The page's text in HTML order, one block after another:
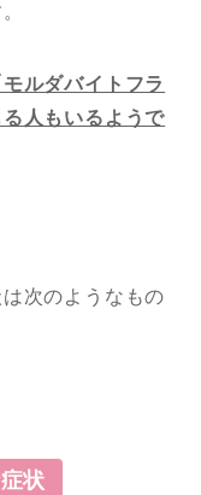
ルダバイトフラ
人もいるようで
次のようなもの
状